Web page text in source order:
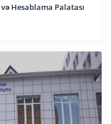
Hesablama Palatası